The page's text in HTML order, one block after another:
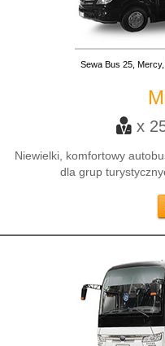
Sewa Bus 25,
x
Niewielki, komfortowy
dla grup